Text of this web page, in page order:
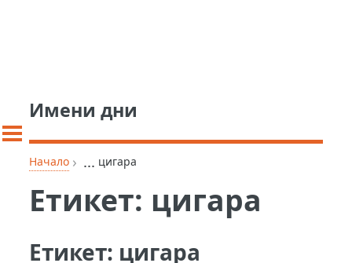
Имени дни
Начало › ... цигара
Етикет: цигара
Етикет: цигара